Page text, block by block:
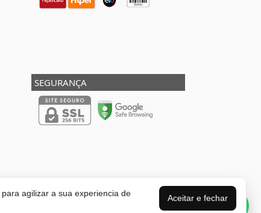
Perguntas sobre
esse produto?
SEGURANÇA
para agilizar a sua experiencia de
Aceitar e fechar